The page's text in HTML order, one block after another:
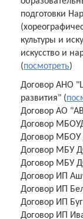
подготовки
культуры и
искусство и
(посмотреть)
Договор АНО
развития" (
Договор АО
Договор
Договор
Договор МБУ
Договор МБУ
Договор ИП
Договор ИП
Договор ИП
Договор ИП